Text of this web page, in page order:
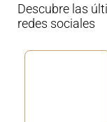
Descubre las
redes sociales